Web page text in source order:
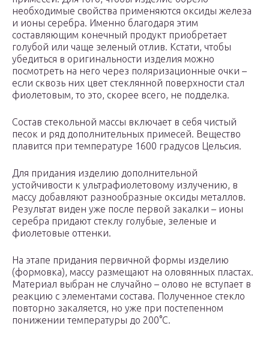
необходимые свойства применяются оксиды железа
и ионы серебра. Именно благодаря этим
составляющим конечный продукт приобретает
голубой или чаще зеленый отлив. Кстати, чтобы
убедиться в оригинальности изделия можно
посмотреть на него через поляризационные очки –
если сквозь них цвет стеклянной поверхности стал
фиолетовым, то это, скорее всего, не подделка.
Состав стекольной массы включает в себя чистый
песок и ряд дополнительных примесей. Вещество
плавится при температуре 1600 градусов Цельсия.
Для придания изделию дополнительной
устойчивости к ультрафиолетовому излучению, в
массу добавляют разнообразные оксиды металлов.
Результат виден уже после первой закалки – ионы
серебра придают стеклу голубые, зеленые и
фиолетовые оттенки.
На этапе придания первичной формы изделию
(формовка), массу размещают на оловянных пластах.
Материал выбран не случайно – олово не вступает в
реакцию с элементами состава. Полученное стекло
повторно закаляется, но уже при постепенном
понижении температуры до 200°С.